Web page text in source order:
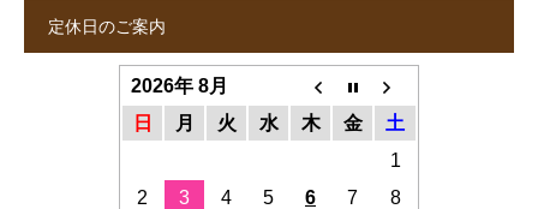
定休日のご案内
2026年 8月
日
月 火 水 木 金
土
1
2
3 4 5 6 7
8